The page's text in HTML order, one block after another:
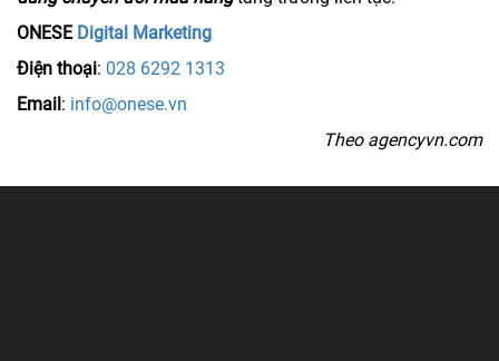
ONESE Digital Marketing
Điện thoại: 028 6292 1313
Email: info@onese.vn
Theo agencyvn.com